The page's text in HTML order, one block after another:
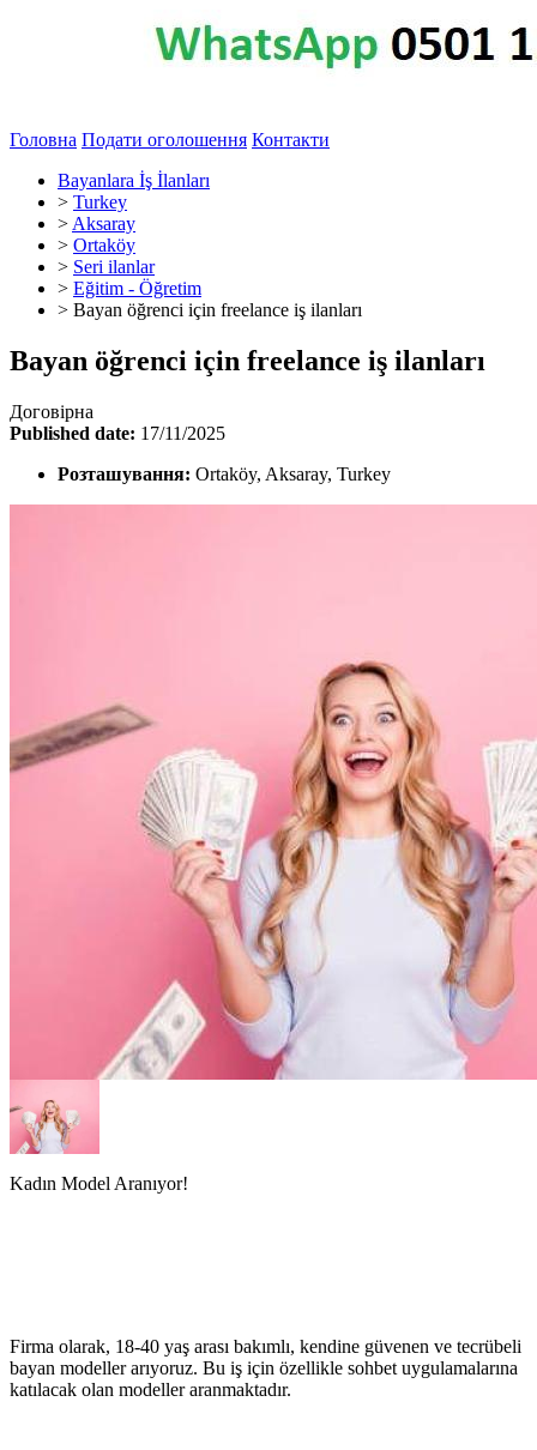
Головна Подати оголошення Контакти
Bayanlara İş İlanları
> Turkey
> Aksaray
> Ortaköy
> Seri ilanlar
> Eğitim - Öğretim
> Bayan öğrenci için freelance iş ilanları
Bayan öğrenci için freelance iş ilanları
Договірна
Published date: 17/11/2025
Розташування: Ortaköy, Aksaray, Turkey
Kadın Model Aranıyor!
Firma olarak, 18-40 yaş arası bakımlı, kendine güvenen ve tecrübeli
bayan modeller arıyoruz. Bu iş için özellikle sohbet uygulamalarına
katılacak olan modeller aranmaktadır.